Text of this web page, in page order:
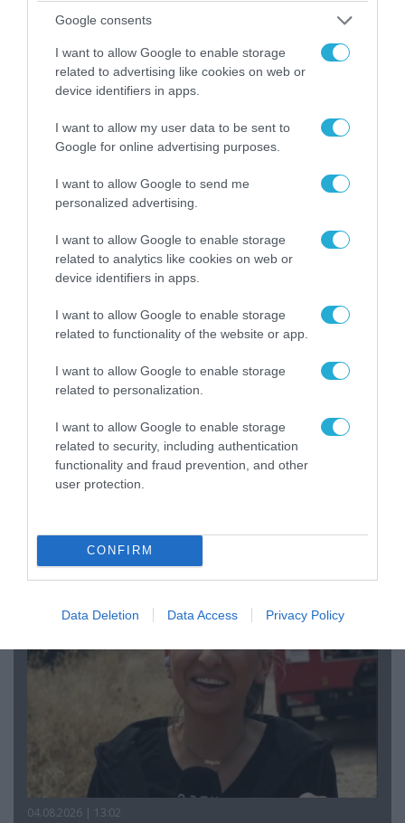
Google consents
I want to allow Google to enable storage
related to advertising like cookies on web or
device identifiers in apps.
I want to allow my user data to be sent to
Google for online advertising purposes.
I want to allow Google to send me
personalized advertising.
I want to allow Google to enable storage
related to analytics like cookies on web or
device identifiers in apps.
I want to allow Google to enable storage
related to functionality of the website or app.
I want to allow Google to enable storage
related to personalization.
I want to allow Google to enable storage
related to security, including authentication
functionality and fraud prevention, and other
user protection.
CONFIRM
Data Deletion Data Access Privacy Policy
06.08.2026 | 09:03
«Οι εντελώς αθώοι»: Η ανάρτηση του Αρκά για
τα ζώα που χάθηκαν στις πυρκαγιές της
Αττικής (φωτο)
Αυτή την ώρα το τελευταίο «αντίο» στον πρώην
υπουργό Ι.Βαρβιτσιώτη (φωτο)
04.08.2026 | 13:02